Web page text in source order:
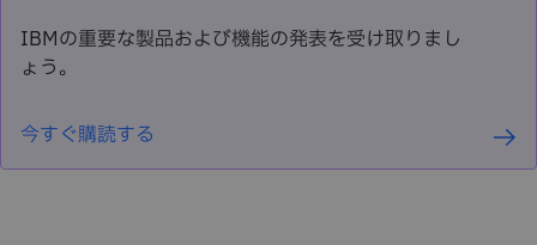
IBMの重要な製品および機能の発表を受け取りまし
ょう。
今すぐ購読する